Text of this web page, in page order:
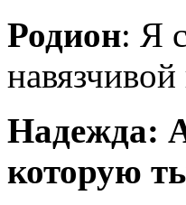
Родион: Я
Надежда:
которую